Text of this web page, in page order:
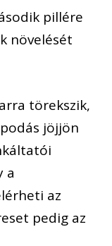
pillére
növelését
törekszik,
jöjjön
a
az
pedig az